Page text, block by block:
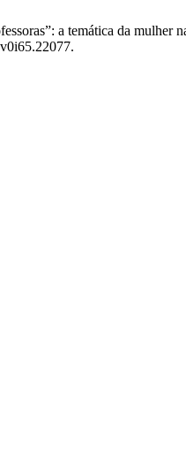
a temática da mulher